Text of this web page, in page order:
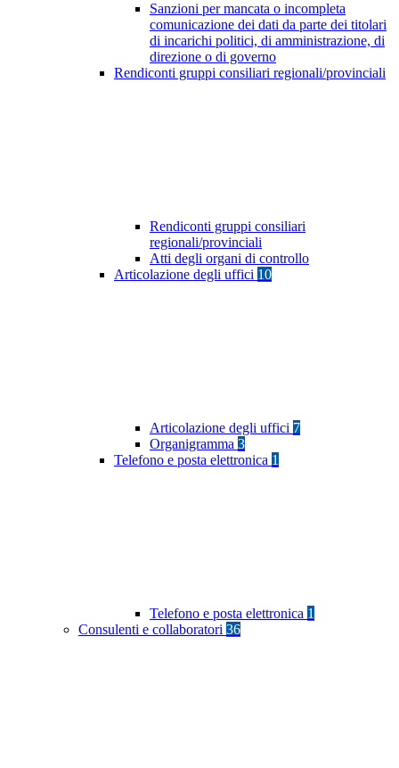
Sanzioni per mancata o incompleta
comunicazione dei dati da parte dei titolari
di incarichi politici, di amministrazione, di
direzione o di governo
Rendiconti gruppi consiliari regionali/provinciali
Rendiconti gruppi consiliari
regionali/provinciali
Atti degli organi di controllo
Articolazione degli uffici 10
Articolazione degli uffici 7
Organigramma 3
Telefono e posta elettronica 1
Telefono e posta elettronica 1
Consulenti e collaboratori 36